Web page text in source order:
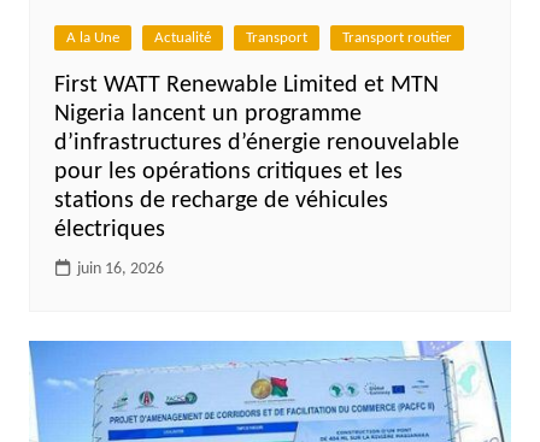
A la Une Actualité Transport Transport routier
First WATT Renewable Limited et MTN
Nigeria lancent un programme
d’infrastructures d’énergie renouvelable
pour les opérations critiques et les
stations de recharge de véhicules
électriques
juin 16, 2026